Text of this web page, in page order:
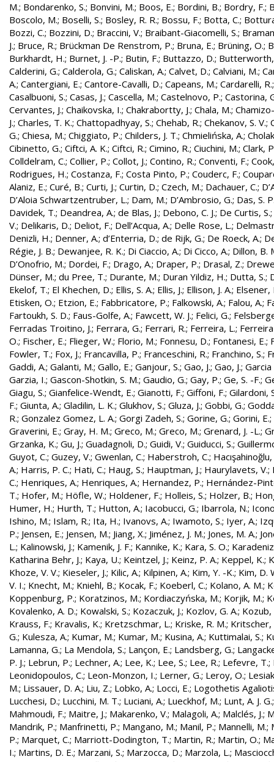
M.; Bondarenko, S.; Bonvini, M.; Boos, E.; Bordini, B.; Bordry, F.;
Boscolo, M.; Boselli, S.; Bosley, R. R.; Bossu, F.; Botta, C.;
Bozzi, C.; Bozzini, D.; Braccini, V.; Braibant-Giacomelli, S.;
J.; Bruce, R.; Brückman De Renstrom, P.; Bruna, E.; Brüning, O.;
Burkhardt, H.; Burnet, J. -P.; Butin, F.; Buttazzo, D.;
Calderini, G.; Calderola, G.; Caliskan, A.; Calvet, D.; Calviani, M.;
A.; Cantergiani, E.; Cantore-Cavalli, D.; Capeans, M.; Cardarelli, R.
Casalbuoni, S.; Casas, J.; Cascella, M.; Castelnovo, P.; Castorina,
Cervantes, J.; Chaikovska, I.; Chakrabortty, J.; Chala, M.;
J.; Charles, T. K.; Chattopadhyay, S.; Chehab, R.; Chekanov, S. V.;
G.; Chiesa, M.; Chiggiato, P.; Childers, J. T.; Chmielińska, A.;
Cibinetto, G.; Ciftci, A. K.; Ciftci, R.; Cimino, R.; Ciuchini, M.; Clark,
Colldelram, C.; Collier, P.; Collot, J.; Contino, R.; Conventi, F.;
Rodrigues, H.; Costanza, F.; Costa Pinto, P.; Couderc, F.;
Alaniz, E.; Curé, B.; Curti, J.; Curtin, D.; Czech, M.; Dachauer, C.;
D’Aloia Schwartzentruber, L.; Dam, M.; D’Ambrosio, G.; Das, S.
Davidek, T.; Deandrea, A.; de Blas, J.; Debono, C. J.; De Curtis, S.;
V.; Delikaris, D.; Deliot, F.; Dell’Acqua, A.; Delle Rose, L.;
Denizli, H.; Denner, A.; d’Enterria, D.; de Rijk, G.; De Roeck, A.;
Régie, J. B.; Dewanjee, R. K.; Di Ciaccio, A.; Di Cicco, A.; Dillon, B.
D’Onofrio, M.; Dordei, F.; Drago, A.; Draper, P.; Drasal, Z.;
Dünser, M.; du Pree, T.; Durante, M.; Duran Yildiz, H.; Dutta, S.;
Ekelof, T.; El Khechen, D.; Ellis, S. A.; Ellis, J.; Ellison, J. A.; Elsener,
Etisken, O.; Etzion, E.; Fabbricatore, P.; Falkowski, A.; Falou, A.;
Fartoukh, S. D.; Faus-Golfe, A.; Fawcett, W. J.; Felici, G.;
Ferradas Troitino, J.; Ferrara, G.; Ferrari, R.; Ferreira, L.;
O.; Fischer, E.; Flieger, W.; Florio, M.; Fonnesu, D.; Fontanesi, E.;
Fowler, T.; Fox, J.; Francavilla, P.; Franceschini, R.; Franchino, S.;
Gaddi, A.; Galanti, M.; Gallo, E.; Ganjour, S.; Gao, J.; Gao, J.; Garcia
Garzia, I.; Gascon-Shotkin, S. M.; Gaudio, G.; Gay, P.; Ge, S. -F.;
Giagu, S.; Gianfelice-Wendt, E.; Gianotti, F.; Giffoni, F.; Gilardoni,
F.; Giunta, A.; Gladilin, L. K.; Glukhov, S.; Gluza, J.; Gobbi, G.;
R.; Gonzalez Gomez, L. A.; Gorgi Zadeh, S.; Gorine, G.; Gorini, E.;
Graverini, E.; Gray, H. M.; Greco, M.; Greco, M.; Grenard, J. -L.;
Grzanka, K.; Gu, J.; Guadagnoli, D.; Guidi, V.; Guiducci, S.;
Guyot, C.; Guzey, V.; Gwenlan, C.; Haberstroh, C.;
A.; Harris, P. C.; Hati, C.; Haug, S.; Hauptman, J.; Haurylavets, V.;
C.; Henriques, A.; Henriques, A.; Hernandez, P.; Hernández-
T.; Hofer, M.; Höfle, W.; Holdener, F.; Holleis, S.; Holzer, B.;
Humer, H.; Hurth, T.; Hutton, A.; Iacobucci, G.; Ibarrola, N.;
Ishino, M.; Islam, R.; Ita, H.; Ivanovs, A.; Iwamoto, S.; Iyer, A.;
P.; Jensen, E.; Jensen, M.; Jiang, X.; Jiménez, J. M.; Jones, M. A.;
L.; Kalinowski, J.; Kamenik, J. F.; Kannike, K.; Kara, S. O.;
Katharina Behr, J.; Kaya, U.; Keintzel, J.; Keinz, P. A.; Keppel, K.;
Khoze, V. V.; Kieseler, J.; Kilic, A.; Kilpinen, A.; Kim, Y. -K.; Kim, D.
V. I.; Knecht, M.; Kniehl, B.; Kocak, F.; Koeberl, C.; Kolano, A. M.;
Koppenburg, P.; Koratzinos, M.; Kordiaczyńska, M.; Korjik, M.;
Kovalenko, A. D.; Kowalski, S.; Kozaczuk, J.; Kozlov, G. A.; Kozub,
Krauss, F.; Kravalis, K.; Kretzschmar, L.; Kriske, R. M.; Kritscher,
G.; Kulesza, A.; Kumar, M.; Kumar, M.; Kusina, A.; Kuttimalai, S.;
Lamanna, G.; La Mendola, S.; Lançon, E.; Landsberg, G.;
P. J.; Lebrun, P.; Lechner, A.; Lee, K.; Lee, S.; Lee, R.; Lefevre, T.;
Leonidopoulos, C.; Leon-Monzon, I.; Lerner, G.; Leroy, O.;
M.; Lissauer, D. A.; Liu, Z.; Lobko, A.; Locci, E.; Logothetis
Lucchesi, D.; Lucchini, M. T.; Luciani, A.; Lueckhof, M.; Lunt, A. J. G.
Mahmoudi, F.; Maitre, J.; Makarenko, V.; Malagoli, A.; Malclés, J.;
Mandrik, P.; Manfrinetti, P.; Mangano, M.; Manil, P.; Mannelli, M.;
P.; Marquet, C.; Marriott-Dodington, T.; Martin, R.; Martin, O.;
I.; Martins, D. E.; Marzani, S.; Marzocca, D.; Marzola, L.;